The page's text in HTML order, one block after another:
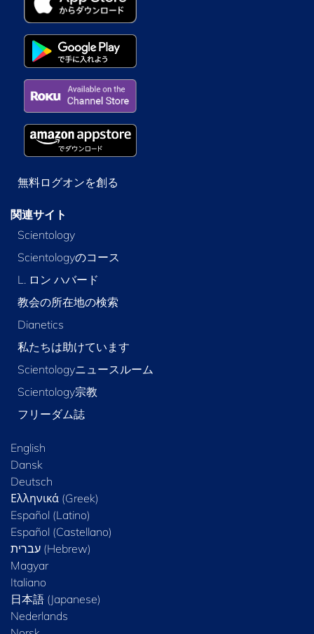
無料ログオンを創る
関連サイト
Scientology
Scientologyのコース
L. ロン ハバード
教会の所在地の検索
Dianetics
私たちは助けています
Scientologyニュースルーム
Scientology宗教
フリーダム誌
English
Dansk
Deutsch
Ελληνικά (Greek)
Español (Latino)
Español (Castellano)
Magyar
Italiano
日本語 (Japanese)
Nederlands